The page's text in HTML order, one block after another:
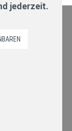
jederzeit.